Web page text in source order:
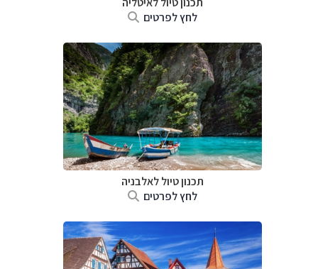
לחץ לפרטים
תכנון טיול לאלבניה
לחץ לפרטים